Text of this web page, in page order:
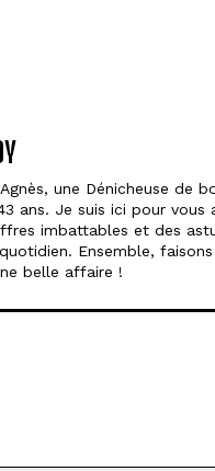
une Dénicheuse de
ans. Je suis ici pour vous
imbattables et des
Ensemble,
belle affaire !